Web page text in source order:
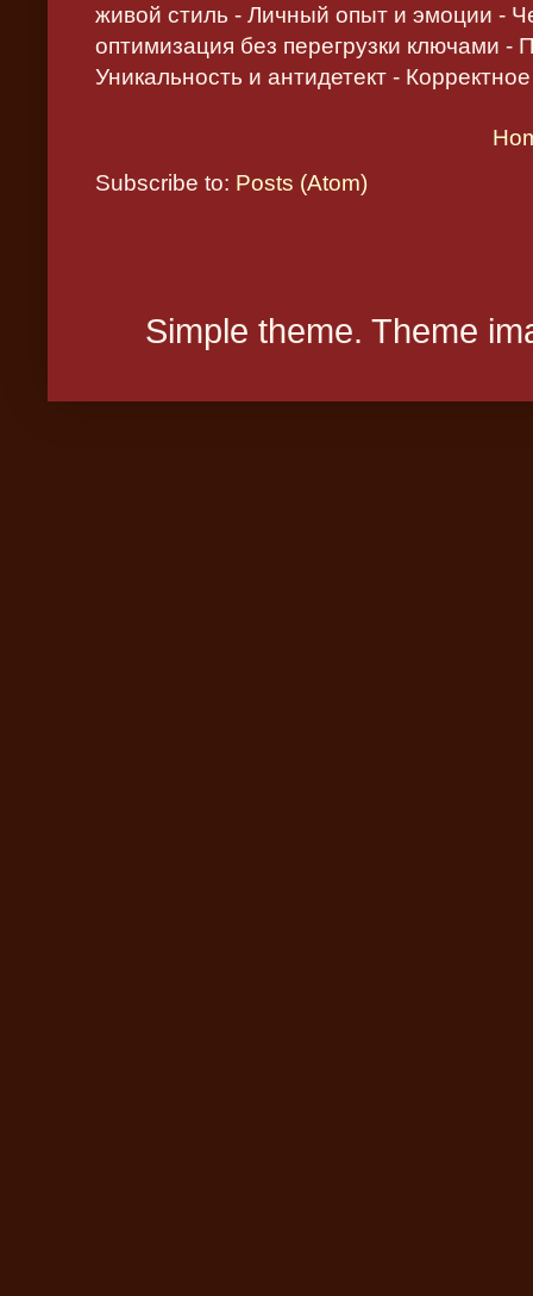
живой стиль - Личный опыт и эмоции -
оптимизация без перегрузки ключами
Уникальность и антидетект -
Subscribe to: Posts (Atom)
Simple theme. Theme